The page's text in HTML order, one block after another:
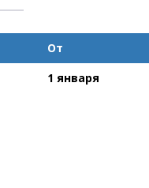
От
1 января